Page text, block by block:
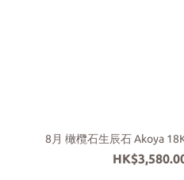
8月 橄欖石生辰石 Akoya